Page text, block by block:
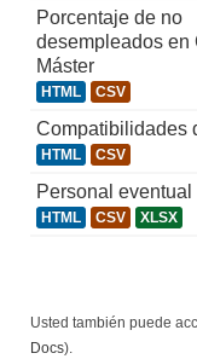
Porcentaje de no
desempleados en
Máster
HTML CSV
Compatibilidades
HTML CSV
Personal eventual
HTML CSV XLSX
Usted también puede
Docs).